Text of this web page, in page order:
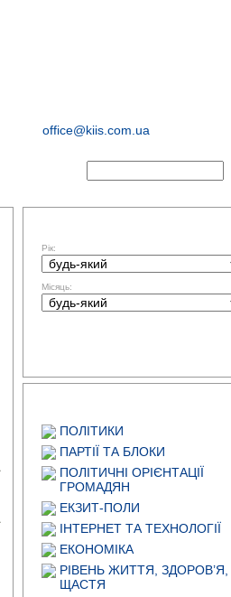
office@kiis.com.ua
Рік:
Місяць:
ПОЛІТИКИ
ПАРТІЇ ТА БЛОКИ
ПОЛІТИЧНІ ОРІЄНТАЦІЇ
ГРОМАДЯН
ЕКЗИТ-ПОЛИ
ІНТЕРНЕТ ТА ТЕХНОЛОГІЇ
ЕКОНОМІКА
РІВЕНЬ ЖИТТЯ, ЗДОРОВ’Я,
ЩАСТЯ